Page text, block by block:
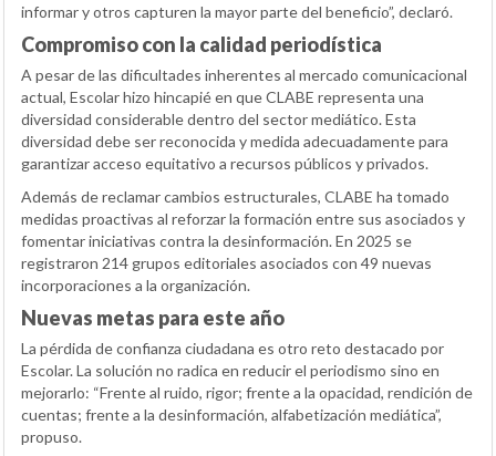
informar y otros capturen la mayor parte del beneficio”, declaró.
Compromiso con la calidad periodística
A pesar de las dificultades inherentes al mercado comunicacional
actual, Escolar hizo hincapié en que CLABE representa una
diversidad considerable dentro del sector mediático. Esta
diversidad debe ser reconocida y medida adecuadamente para
garantizar acceso equitativo a recursos públicos y privados.
Además de reclamar cambios estructurales, CLABE ha tomado
medidas proactivas al reforzar la formación entre sus asociados y
fomentar iniciativas contra la desinformación. En 2025 se
registraron 214 grupos editoriales asociados con 49 nuevas
incorporaciones a la organización.
Nuevas metas para este año
La pérdida de confianza ciudadana es otro reto destacado por
Escolar. La solución no radica en reducir el periodismo sino en
mejorarlo: “Frente al ruido, rigor; frente a la opacidad, rendición de
cuentas; frente a la desinformación, alfabetización mediática”,
propuso.